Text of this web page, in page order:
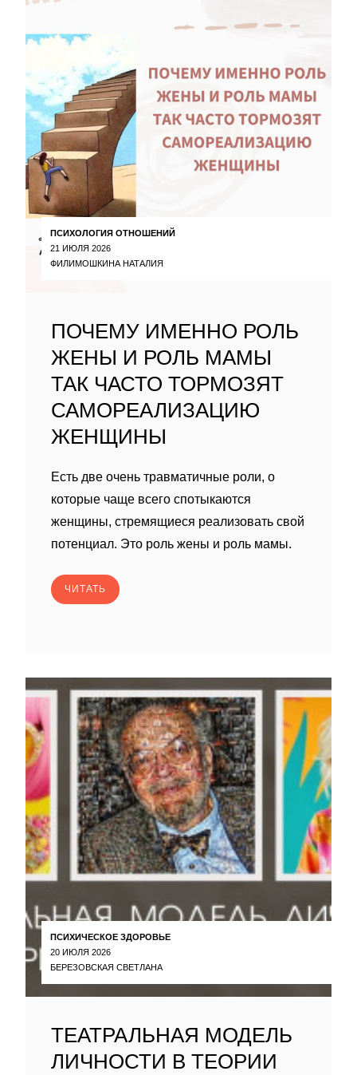
ПСИХОЛОГИЯ ОТНОШЕНИЙ
21 ИЮЛЯ 2026
ФИЛИМОШКИНА НАТАЛИЯ
ПОЧЕМУ ИМЕННО РОЛЬ
ЖЕНЫ И РОЛЬ МАМЫ
ТАК ЧАСТО ТОРМОЗЯТ
САМОРЕАЛИЗАЦИЮ
ЖЕНЩИНЫ
Есть две очень травматичные роли, о
которые чаще всего спотыкаются
женщины, стремящиеся реализовать свой
потенциал. Это роль жены и роль мамы.
ЧИТАТЬ
ПСИХИЧЕСКОЕ ЗДОРОВЬЕ
20 ИЮЛЯ 2026
БЕРЕЗОВСКАЯ СВЕТЛАНА
ТЕАТРАЛЬНАЯ МОДЕЛЬ
ЛИЧНОСТИ В ТЕОРИИ